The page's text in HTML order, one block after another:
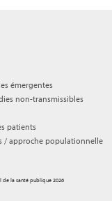
émergentes
non-transmissibles
patients
/ approche populationnelle
de la santé publique 2026